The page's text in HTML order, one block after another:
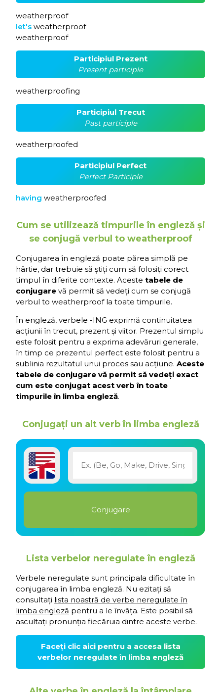
weatherproof
let's weatherproof
weatherproof
Participiul Prezent
Present participle
weatherproofing
Participiul Trecut
Past participle
weatherproofed
Participiul Perfect
Perfect Participle
having weatherproofed
Cum se utilizează timpurile în engleză și
se conjugă verbul to weatherproof
Conjugarea în engleză poate părea simplă pe
hârtie, dar trebuie să știți cum să folosiți corect
timpul în diferite contexte. Aceste tabele de
conjugare vă permit să vedeți cum se conjugă
verbul to weatherproof la toate timpurile.
În engleză, verbele -ING exprimă continuitatea
acțiunii în trecut, prezent și viitor. Prezentul simplu
este folosit pentru a exprima adevăruri generale,
în timp ce prezentul perfect este folosit pentru a
sublinia rezultatul unui proces sau acțiune. Aceste
tabele de conjugare vă permit să vedeți exact
cum este conjugat acest verb în toate
timpurile în limba engleză.
Conjugați un alt verb în limba engleză
Lista verbelor neregulate în engleză
Verbele neregulate sunt principala dificultate în
conjugarea în limba engleză. Nu ezitați să
consultați lista noastră de verbe neregulate în
limba engleză pentru a le învăța. Este posibil să
ascultați pronunția fiecăruia dintre aceste verbe.
Faceți clic aici pentru a accesa lista
verbelor neregulate în limba engleză